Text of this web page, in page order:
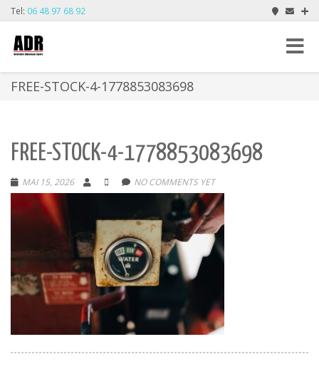
Tel: 06 48 97 68 92
Toggle
FREE-STOCK-4-1778853083698
FREE-STOCK-4-1778853083698
MAI 15, 2026 NO COMMENTS YET